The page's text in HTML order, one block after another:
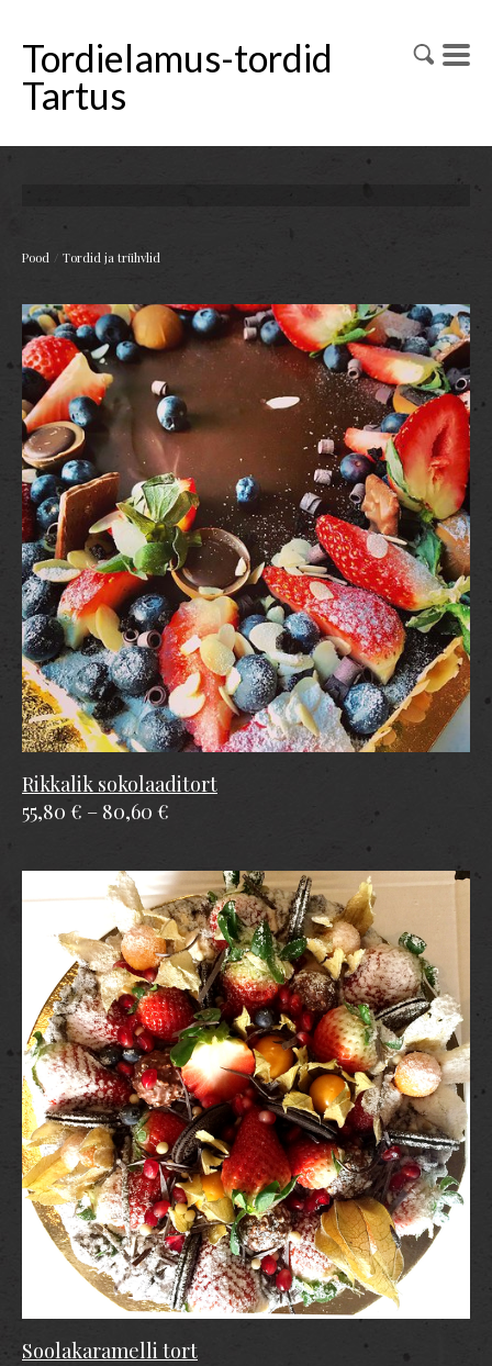
Tordielamus-tordid
Tartus
Pood / Tordid ja trühvlid
Rikkalik sokolaaditort
55,80 € – 80,60 €
Soolakaramelli tort